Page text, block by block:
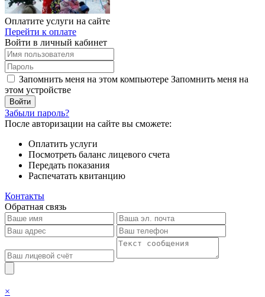
Оплатите услуги на сайте
Перейти к оплате
Войти в личный кабинет
Запомнить меня на этом компьютере Запомнить меня на
этом устройстве
Забыли пароль?
После авторизации на сайте вы сможете:
Оплатить услуги
Посмотреть баланс лицевого счета
Передать показания
Распечатать квитанцию
Контакты
Обратная связь
×